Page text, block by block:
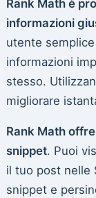
Rank Math è
informazioni
utente
informazioni
stesso.
migliorare
Rank Math
snippet. Puoi
il tuo post nelle
snippet e